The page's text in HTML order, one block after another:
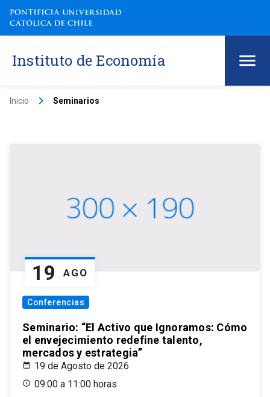
Instituto de Economía
Inicio keyboard_arrow_right Seminarios
19 AGO
Conferencias
Seminario: “El Activo que Ignoramos: Cómo
el envejecimiento redefine talento,
mercados y estrategia”
19 de Agosto de 2026
09:00 a 11:00 horas